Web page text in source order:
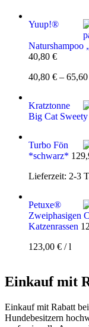
Yuup!®
Naturshampoo
40,80 €
40,80 € – 65,60
Kratztonne
Big Cat Sweety
Turbo Fön
*schwarz*
Lieferzeit: 2-3
Petuxe®
Zweiphasigen
Katzenrassen
123,00 € /l
Einkauf mit
Einkauf mit Rabatt
Hundebesitzern